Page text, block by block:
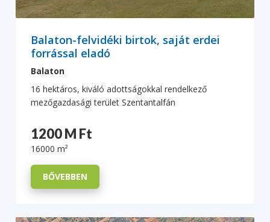
Balaton-felvidéki birtok, saját erdei
forrással eladó
Balaton
16 hektáros, kiváló adottságokkal rendelkező
mezőgazdasági terület Szentantalfán
1200 M Ft
16000 m²
BŐVEBBEN